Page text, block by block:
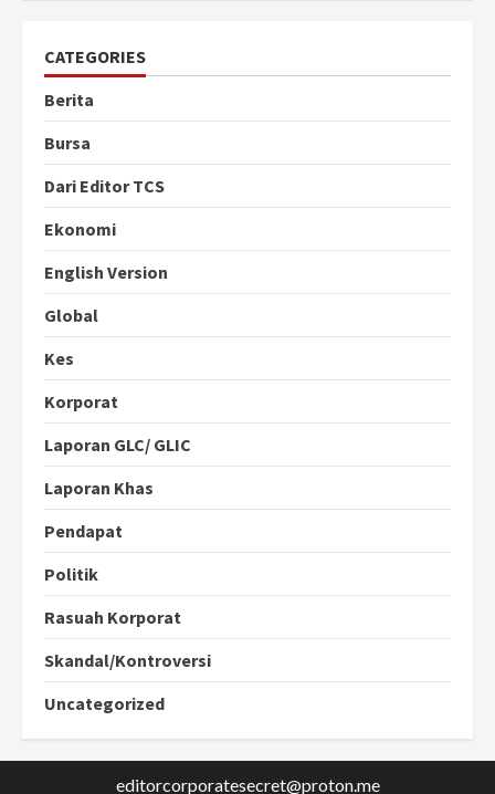
CATEGORIES
Berita
Bursa
Dari Editor TCS
Ekonomi
English Version
Global
Kes
Korporat
Laporan GLC/ GLIC
Laporan Khas
Pendapat
Politik
Rasuah Korporat
Skandal/Kontroversi
Uncategorized
editorcorporatesecret@proton.me